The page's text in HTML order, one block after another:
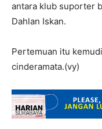
antara klub suporter
Dahlan Iskan.
Pertemuan itu
cinderamata.(vy)